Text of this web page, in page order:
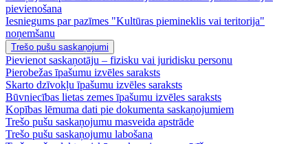
pievienošana
Iesniegums par pazīmes "Kultūras piemineklis vai teritorija"
noņemšanu
Trešo pušu saskaņojumi
Pievienot saskaņotāju – fizisku vai juridisku personu
Pierobežas īpašumu izvēles saraksts
Skarto dzīvokļu īpašumu izvēles saraksts
Būvniecības lietas zemes īpašumu izvēles saraksts
Kopības lēmuma dati pie dokumenta saskaņojumiem
Trešo pušu saskaņojumu masveida apstrāde
Trešo pušu saskaņojumu labošana